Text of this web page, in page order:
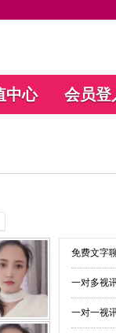
中心 会员登
免费文字
一对多视
一对一视